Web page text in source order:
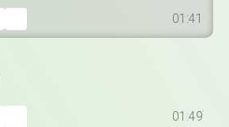
01:41
01:49